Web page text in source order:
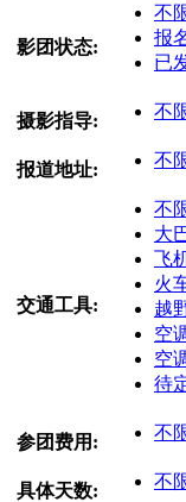
影团状态:
不
报
已
摄影指导: 不
报道地址: 不
交通工具:
不
大
飞
火
越
空
空
待
参团费用: 不
具体天数: 不